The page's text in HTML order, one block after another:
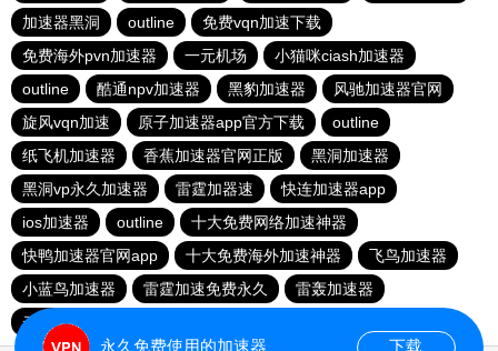
加速器黑洞
outline
免费vqn加速下载
免费海外pvn加速器
一元机场
小猫咪ciash加速器
outline
酷通npv加速器 黑豹加速器
风驰加速器官网
旋风vqn加速
原子加速器app官方下载
outline
纸飞机加速器
香蕉加速器官网正版
黑洞加速器
黑洞vp永久加速器
雷霆加器速
快连加速器app
ios加速器
outline
十大免费网络加速神器
快鸭加速器官网app
十大免费海外加速神器
飞鸟加速器
小蓝鸟加速器
雷霆加速免费永久
雷轰加速器
云帆加速器
永久免费使用的加速器 下载